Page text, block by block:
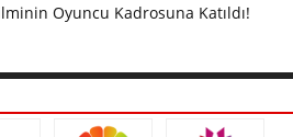
Oyuncu Kadrosuna Katıldı!